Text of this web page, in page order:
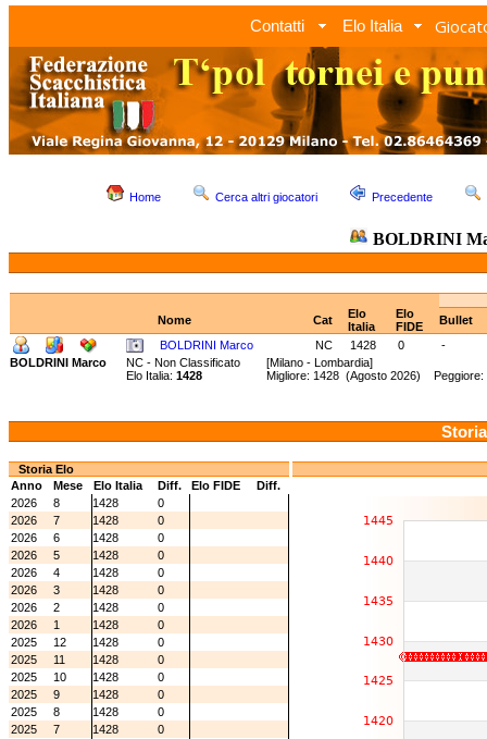
Contatti Elo Italia
Home Cerca altri giocatori Precedente
BOLDRINI
Nome Cat
Elo
Italia
Elo
FIDE
Bullet
BOLDRINI Marco
NC 1428 0
-
BOLDRINI Marco
NC - Non Classificato [Milano - Lombardia]
Elo Italia: 1428 Migliore: 1428 (Agosto 2026) Peggiore:
Storia Elo
Anno
Mese Elo Italia Diff. Elo FIDE
Diff.
2026
8 1428
0
2026
7 1428
0
2026
6 1428
0
2026
5 1428
0
2026
4 1428
0
2026
3 1428
0
2026
2 1428
0
2026
1 1428
0
2025
12 1428
0
2025
11 1428
0
2025
10 1428
0
2025
9 1428
0
2025
8 1428
0
2025
7 1428
0